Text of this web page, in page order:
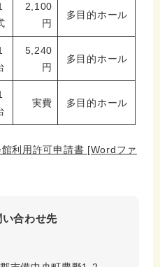
2,100
円
多目的ホール
5,240
円
多目的ホール
実費 多目的ホール
利用許可申請書 [Wordファ
合わせ先